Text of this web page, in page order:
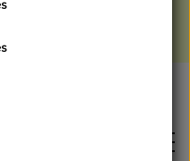
der kan være lidt